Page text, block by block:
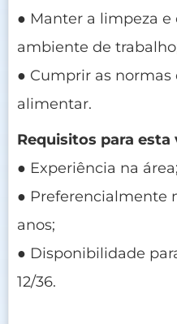
● Manter a limpeza e
ambiente de
● Cumprir as
alimentar.
Requisitos para esta
● Experiência na área;
● Preferencialmente
anos;
● Disponibilidade
12/36.